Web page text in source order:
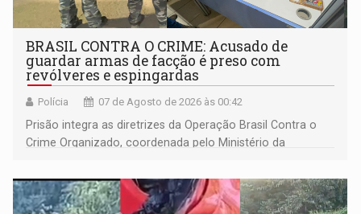
BRASIL CONTRA O CRIME: Acusado de
guardar armas de facção é preso com
revólveres e espingardas
Polícia 07 de Agosto de 2026 às 00:42
Prisão integra as diretrizes da Operação Brasil Contra o
Crime Organizado, coordenada pelo Ministério da